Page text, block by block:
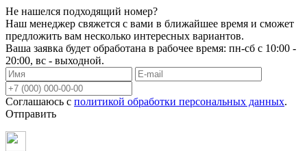
Не нашелся подходящий номер?
Наш менеджер свяжется с вами в ближайшее время и сможет
предложить вам несколько интересных вариантов.
Ваша заявка будет обработана в рабочее время: пн-сб с 10:00 -
20:00, вс - выходной.
Соглашаюсь с политикой обработки персональных данных.
Отправить